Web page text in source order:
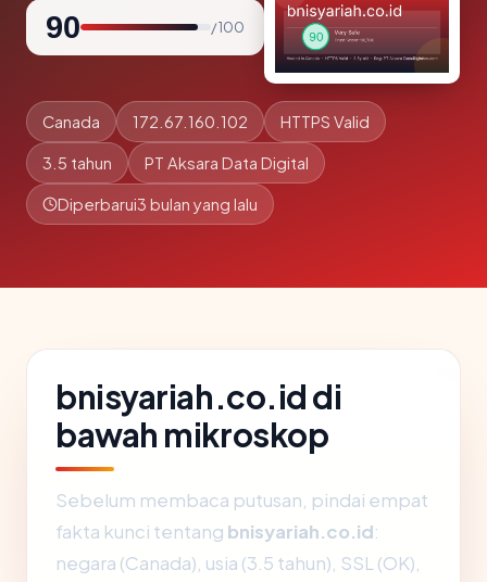
90 / 100
Canada 172.67.160.102 HTTPS Valid
3.5 tahun PT Aksara Data Digital
Diperbarui3 bulan yang lalu
bnisyariah.co.id di
bawah mikroskop
Sebelum membaca putusan, pindai empat
fakta kunci tentang bnisyariah.co.id:
negara (Canada), usia (3.5 tahun), SSL (OK),